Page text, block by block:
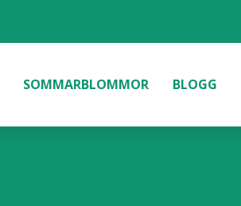
SOMMARBLOMMOR BLOGG